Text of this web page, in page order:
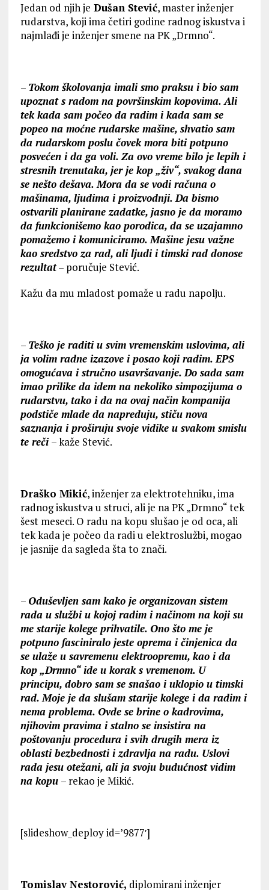
Jedan od njih je Dušan Stević, master inženjer
rudarstva, koji ima četiri godine radnog iskustva i
najmlađi je inženjer smene na PK „Drmno“.
– Tokom školovanja imali smo praksu i bio sam
upoznat s radom na površinskim kopovima. Ali
tek kada sam počeo da radim i kada sam se
popeo na moćne rudarske mašine, shvatio sam
da rudarskom poslu čovek mora biti potpuno
posvećen i da ga voli. Za ovo vreme bilo je lepih i
stresnih trenutaka, jer je kop „živ“, svakog dana
se nešto dešava. Mora da se vodi računa o
mašinama, lјudima i proizvodnji. Da bismo
ostvarili planirane zadatke, jasno je da moramo
da funkcionišemo kao porodica, da se uzajamno
pomažemo i komuniciramo. Mašine jesu važne
kao sredstvo za rad, ali lјudi i timski rad donose
rezultat– poručuje Stević.
Kažu da mu mladost pomaže u radu napolјu.
– Teško je raditi u svim vremenskim uslovima, ali
ja volim radne izazove i posao koji radim. EPS
omogućava i stručno usavršavanje. Do sada sam
imao prilike da idem na nekoliko simpozijuma o
rudarstvu, tako i da na ovaj način kompanija
podstiče mlade da napreduju, stiču nova
saznanja i proširuju svoje vidike u svakom smislu
te reči – kaže Stević.
Draško Mikić, inženjer za elektrotehniku, ima
radnog iskustva u struci, ali je na PK „Drmno“ tek
šest meseci. O radu na kopu slušao je od oca, ali
tek kada je počeo da radi u elektroslužbi, mogao
je jasnije da sagleda šta to znači.
– Oduševlјen sam kako je organizovan sistem
rada u službi u kojoj radim i načinom na koji su
me starije kolege prihvatile. Ono što me je
potpuno fasciniralo jeste oprema i činjenica da
se ulaže u savremenu elektroopremu, kao i da
kop „Drmno“ ide u korak s vremenom. U
principu, dobro sam se snašao i uklopio u timski
rad. Moje je da slušam starije kolege i da radim i
nema problema. Ovde se brine o kadrovima,
njihovim pravima i stalno se insistira na
poštovanju procedura i svih drugih mera iz
oblasti bezbednosti i zdravlјa na radu. Uslovi
rada jesu otežani, ali ja svoju budućnost vidim
na kopu – rekao je Mikić.
[slideshow_deploy id=’9877′]
Tomislav Nestorović, diplomirani inženjer